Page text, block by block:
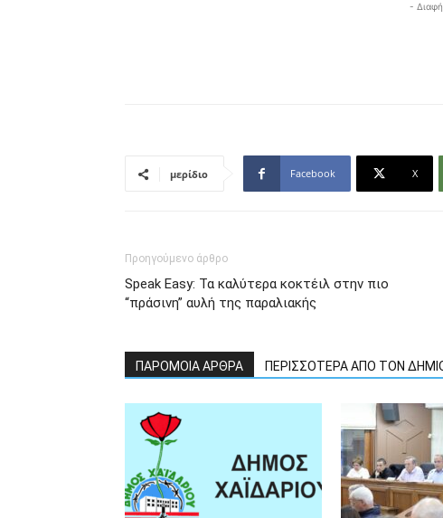
-
μερίδιο Facebook X
Προηγούμενο άρθρο
Speak Easy: Τα καλύτερα κοκτέιλ στην πιο
“πράσινη” αυλή της παραλιακής
ΠΑΡΟΜΟΙΑ ΑΡΘΡΑ ΠΕΡΙΣΣΟΤΕΡΑ ΑΠΟ ΤΟΝ